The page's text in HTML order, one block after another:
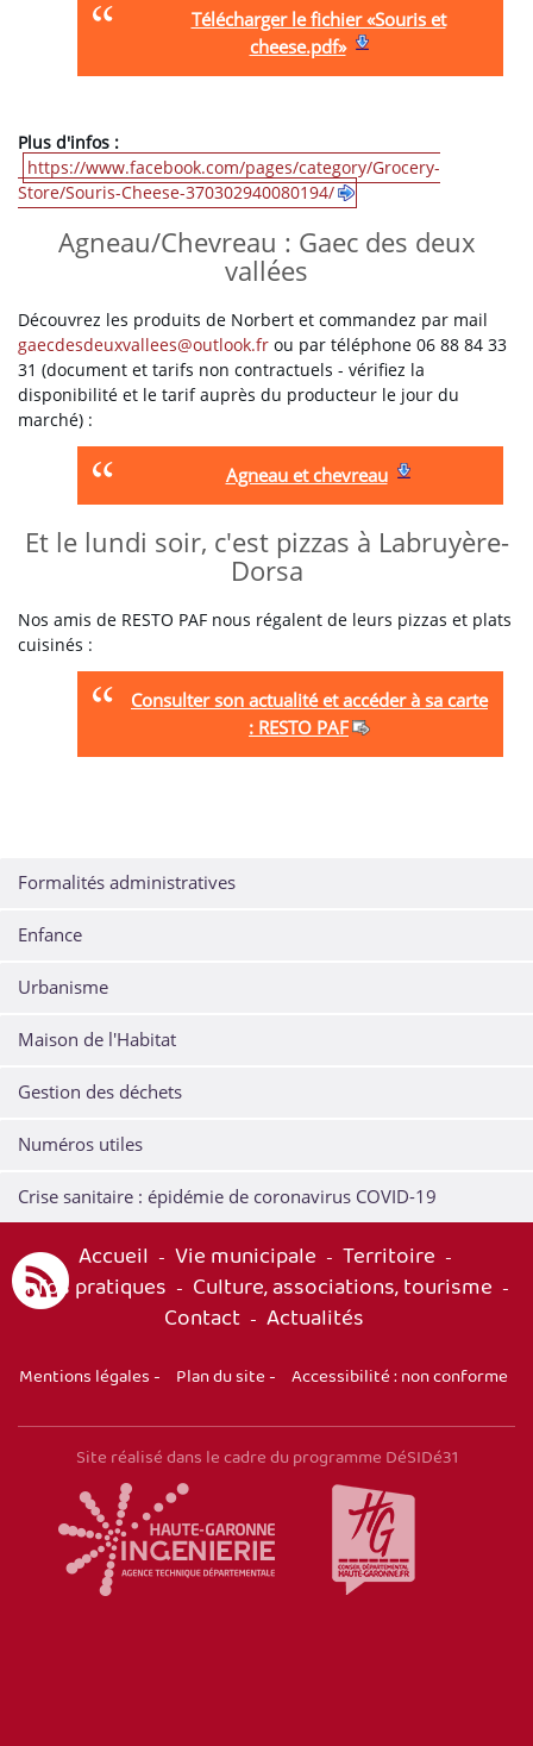
Télécharger le fichier «Souris et
cheese.pdf»
Plus d'infos :
https://www.facebook.com/pages/category/Grocery-
Store/Souris-Cheese-370302940080194/
Agneau/Chevreau : Gaec des deux
vallées
Découvrez les produits de Norbert et commandez par mail
gaecdesdeuxvallees@outlook.fr ou par téléphone 06 88 84 33
31 (document et tarifs non contractuels - vérifiez la
disponibilité et le tarif auprès du producteur le jour du
marché) :
Agneau et chevreau
Et le lundi soir, c'est pizzas à Labruyère-
Dorsa
Nos amis de RESTO PAF nous régalent de leurs pizzas et plats
cuisinés :
Consulter son actualité et accéder à sa carte
: RESTO PAF
Formalités administratives
Enfance
Urbanisme
Maison de l'Habitat
Gestion des déchets
Numéros utiles
Crise sanitaire : épidémie de coronavirus COVID-19
Accueil - Vie municipale - Territoire -
Infos pratiques - Culture, associations, tourisme -
Contact - Actualités
Mentions légales- Plan du site- Accessibilité : non conforme
Site réalisé dans le cadre du programme DéSIDé31